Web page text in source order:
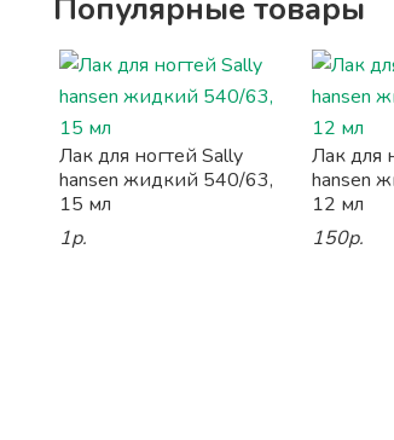
Популярные товары
Лак для ногтей Sally
hansen жидкий 540/63,
15 мл
1р.
Лак для
hansen
12 мл
150р.